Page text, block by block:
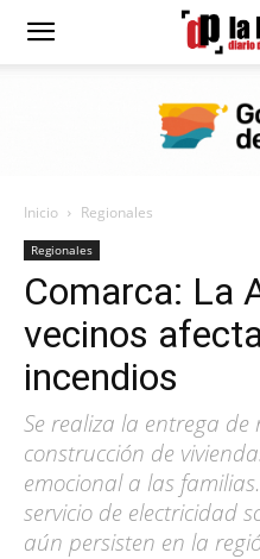
Diario
Portada
Inicio Regionales
Regionales
Comarca: La
vecinos
incendios
Se realiza la entrega
construcción de
emocional a las
servicio de electricidad
aún persisten en la